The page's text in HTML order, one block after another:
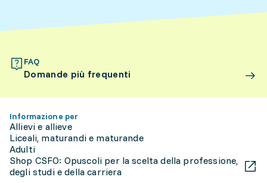
FAQ
Domande più frequenti
Informazione per
Allievi e allieve
Liceali, maturandi e maturande
Adulti
Shop CSFO: Opuscoli per la scelta della professione,
degli studi e della carriera